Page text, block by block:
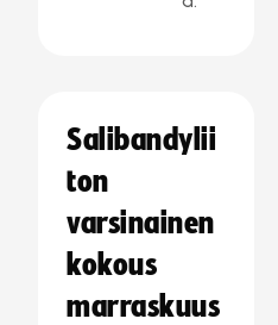
Salibandylii
ton
varsinainen
kokous
marraskuus